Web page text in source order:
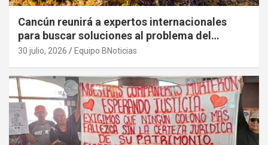
Cancún reunirá a expertos internacionales
para buscar soluciones al problema del
sargazo
30 julio, 2026 Equipo BNoticias